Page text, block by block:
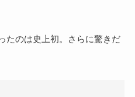
たのは史上初。さらに驚きだ